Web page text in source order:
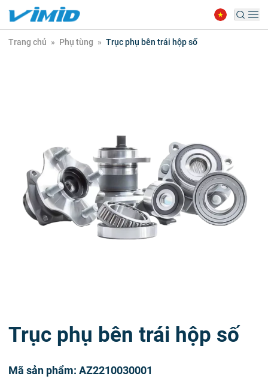
Trang chủ » Phụ tùng » Trục phụ bên trái hộp số
Trục phụ bên trái hộp số
Mã sản phẩm: AZ2210030001